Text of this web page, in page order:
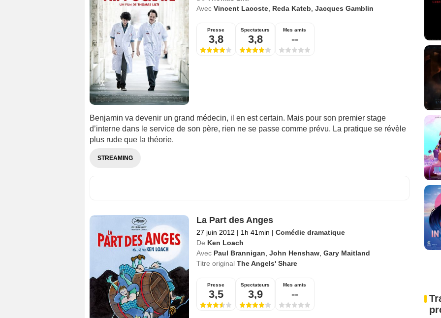
Avec Vincent Lacoste, Reda Kateb Jacques Gamblin
Presse
3,8
Spectateurs
3,8
Mes amis
--
Benjamin va devenir un grand médecin, il en est certain. Mais pour son premier stage
d’interne dans le service de son père, rien ne se passe comme prévu. La pratique se révèle
plus rude que la théorie.
STREAMING
La Part des Anges
27 juin 2012 | 1h 41min | Comédie dramatique
De Ken Loach
Avec Paul Brannigan John Henshaw, Gary Maitland
Titre original The Angels' Share
Presse
3,5
Spectateurs
3,9
Mes amis
--